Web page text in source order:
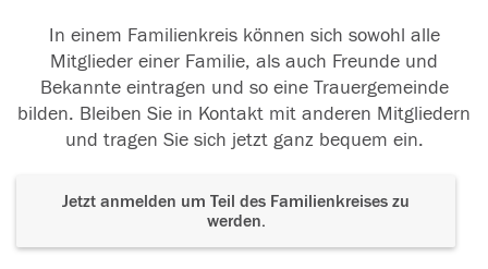
In einem Familienkreis können sich sowohl alle
Mitglieder einer Familie, als auch Freunde und
Bekannte eintragen und so eine Trauergemeinde
bilden. Bleiben Sie in Kontakt mit anderen Mitgliedern
und tragen Sie sich jetzt ganz bequem ein.
Jetzt anmelden um Teil des Familienkreises zu
werden.